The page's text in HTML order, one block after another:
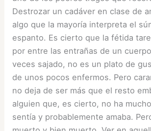
Destrozar un cadáver en clase de
algo que la mayoría interpreta el
espanto. Es cierto que la fétida
por entre las entrañas de un
veces sajado, no es un plato de
de unos pocos enfermos. Pero
no deja de ser más que el resto
alguien que, es cierto, no ha
sentía y probablemente amaba.